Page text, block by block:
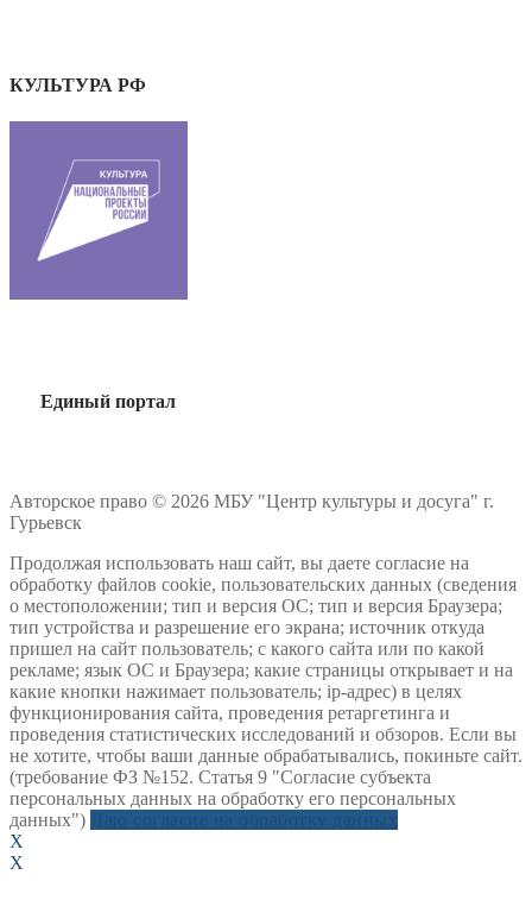
КУЛЬТУРА РФ
Единый портал
Авторское право © 2026 МБУ "Центр культуры и досуга" г.
Гурьевск
Продолжая использовать наш сайт, вы даете согласие на
обработку файлов cookie, пользовательских данных (сведения
о местоположении; тип и версия ОС; тип и версия Браузера;
тип устройства и разрешение его экрана; источник откуда
пришел на сайт пользователь; с какого сайта или по какой
рекламе; язык ОС и Браузера; какие страницы открывает и на
какие кнопки нажимает пользователь; ip-адрес) в целях
функционирования сайта, проведения ретаргетинга и
проведения статистических исследований и обзоров. Если вы
не хотите, чтобы ваши данные обрабатывались, покиньте сайт.
(требование ФЗ №152. Статья 9 "Согласие субъекта
персональных данных на обработку его персональных
данных")
X
X